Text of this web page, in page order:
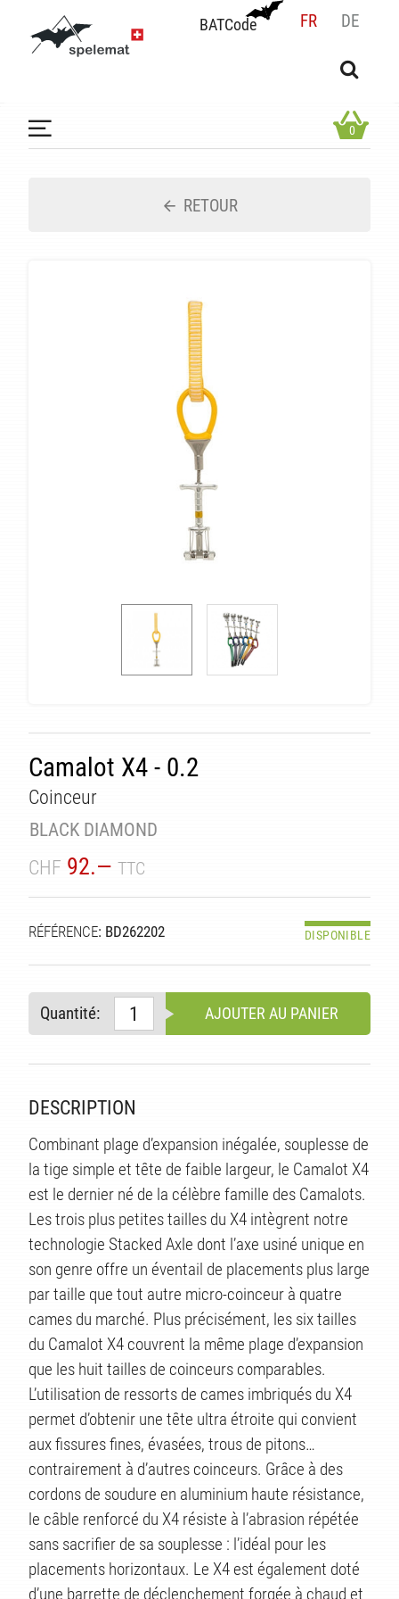
BATCode FR DE
BATCode
OK
0
RETOUR
Camalot X4 - 0.2
Coinceur
BLACK DIAMOND
CHF 92.— TTC
RÉFÉRENCE: BD262202 DISPONIBLE
Quantité: AJOUTER AU PANIER
DESCRIPTION
Combinant plage d’expansion inégalée, souplesse de
la tige simple et tête de faible largeur, le Camalot X4
est le dernier né de la célèbre famille des Camalots.
Les trois plus petites tailles du X4 intègrent notre
technologie Stacked Axle dont l’axe usiné unique en
son genre offre un éventail de placements plus large
par taille que tout autre micro-coinceur à quatre
cames du marché. Plus précisément, les six tailles
du Camalot X4 couvrent la même plage d’expansion
que les huit tailles de coinceurs comparables.
L’utilisation de ressorts de cames imbriqués du X4
permet d’obtenir une tête ultra étroite qui convient
aux fissures fines, évasées, trous de pitons…
contrairement à d’autres coinceurs. Grâce à des
cordons de soudure en aluminium haute résistance,
le câble renforcé du X4 résiste à l’abrasion répétée
sans sacrifier de sa souplesse : l’idéal pour les
placements horizontaux. Le X4 est également doté
d’une barrette de déclenchement forgée à chaud et